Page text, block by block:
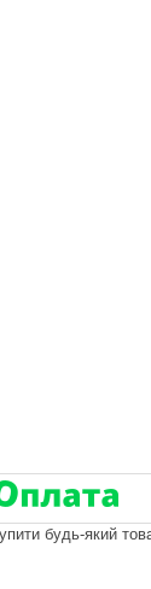
будь-який